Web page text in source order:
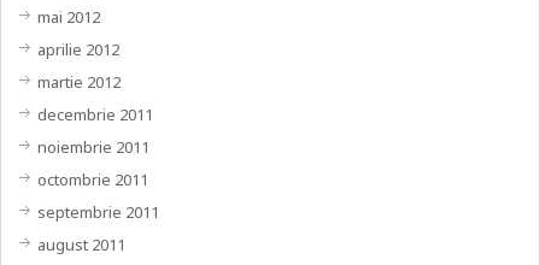
mai 2012
aprilie 2012
martie 2012
decembrie 2011
noiembrie 2011
octombrie 2011
septembrie 2011
august 2011